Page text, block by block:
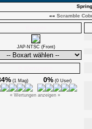
«« Scramble
JAP-NTSC (Front)
(1 Mag) 0% (0 User)
« Wertungen anzeigen »